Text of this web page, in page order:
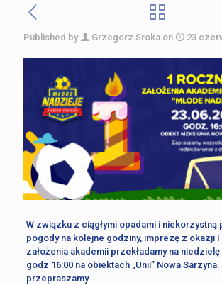
Published by Grzegorz Sroka on 23
W związku z ciągłymi opadami i niekorzystną
pogody na kolejne godziny, imprezę z okazji
założenia akademii przekładamy na niedzielę
godz 16:00 na obiektach „Unii” Nowa
przepraszamy.